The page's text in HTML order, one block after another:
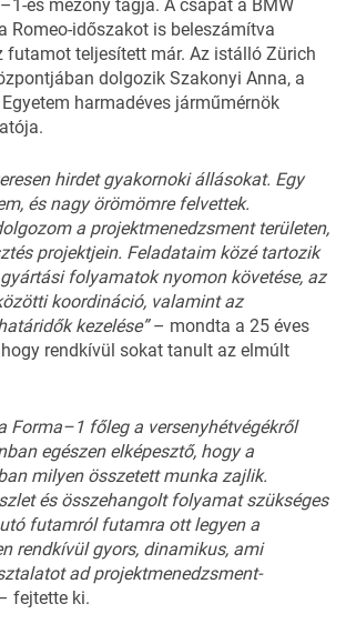
es mezőny tagja. A csapat a BMW
Romeo-időszakot is beleszámítva
futamot teljesített már. Az istálló Zürich
dolgozik Szakonyi Anna, a
harmadéves járműmérnök
hirdet gyakornoki állásokat. Egy
és nagy örömömre felvettek.
a projektmenedzsment területen,
projektjein. Feladataim közé tartozik
folyamatok nyomon követése, az
koordináció, valamint az
kezelése”– mondta a 25 éves
rendkívül sokat tanult az elmúlt
Forma–1 főleg a versenyhétvégékről
egészen elképesztő, hogy a
milyen összetett munka zajlik.
és összehangolt folyamat szükséges
futamról futamra ott legyen a
rendkívül gyors, dinamikus, ami
ad projektmenedzsment-
fejtette ki.